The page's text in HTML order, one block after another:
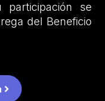
se
del Beneficio